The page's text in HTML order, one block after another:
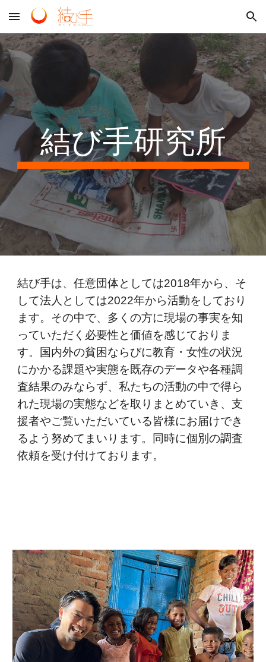
Skip to main content Skip to navigation
結び手研究所
結び手は、任意団体としては2018年から、そ
して法人としては2022年から活動をしており
ます。その中で、多くの方に現場の事実を知
っていただく必要性と価値を感じておりま
す。国内外の貧困ならびに教育・女性の状況
にかかる課題や実態を既存のデータや各種調
査結果のみならず、私たちの活動の中で得ら
れた現場の実態などを取りまとめていき、支
援者やご覧いただいている皆様にお届けでき
るよう努めてまいります。同時に個別の調査
依頼を受け付けております。